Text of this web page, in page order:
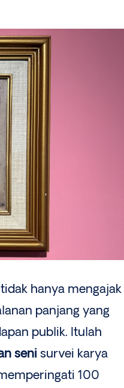
hanya mengajak
panjang yang
publik. Itulah
seni survei karya
100